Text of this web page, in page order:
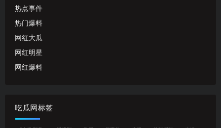
热点事件
热门爆料
网红大瓜
网红明星
网红爆料
吃瓜网标签